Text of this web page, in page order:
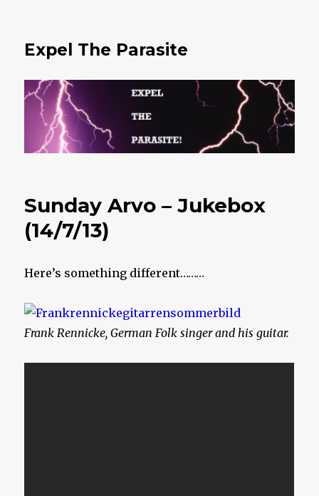
Expel The Parasite
Sunday Arvo – Jukebox
(14/7/13)
Here’s something different………
Frank Rennicke, German Folk singer and his guitar.